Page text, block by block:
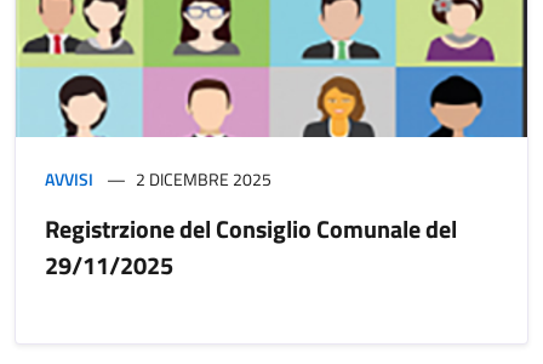
AVVISI 2 DICEMBRE 2025
Registrzione del Consiglio Comunale del
29/11/2025